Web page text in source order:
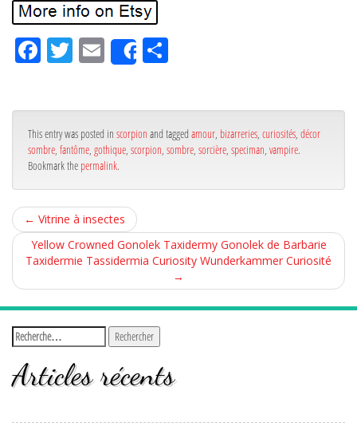
Fa
ce
ok
Tw
itt
Em
ail
Share
r
This entry was posted in scorpion and tagged amour bizarreries curiosités décor
sombre fantôme gothique scorpion sombre sorcière speciman vampire.
Bookmark the permalink.
← Vitrine à insectes
Yellow Crowned Gonolek Taxidermy Gonolek de Barbarie
Taxidermie Tassidermia Curiosity Wunderkammer Curiosité
→
Articles récents